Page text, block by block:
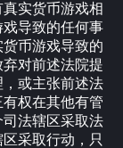
实货币游戏相
导致的任何事
币游戏导致的
对前述法院提
或主张前述法
权在其他有管
法辖区采取法
采取行动，只